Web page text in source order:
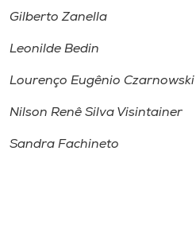
Gilberto Zanella
Leonilde Bedin
Lourenço Eugênio Czarnowski
Nilson Renê Silva Visintainer
Sandra Fachineto